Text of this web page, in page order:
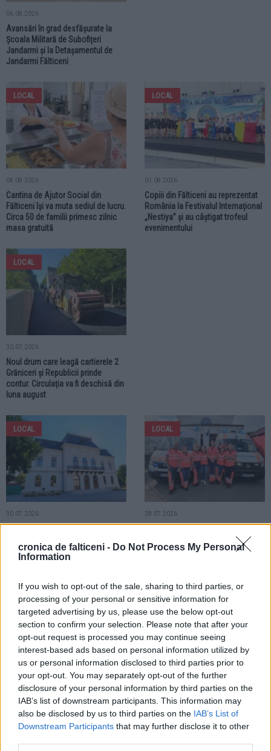
cronica de falticeni - Do Not Process My Personal
Information
If you wish to opt-out of the sale, sharing to third parties, or
processing of your personal or sensitive information for
targeted advertising by us, please use the below opt-out
section to confirm your selection. Please note that after your
opt-out request is processed you may continue seeing
interest-based ads based on personal information utilized by
us or personal information disclosed to third parties prior to
your opt-out. You may separately opt-out of the further
disclosure of your personal information by third parties on the
IAB’s list of downstream participants. This information may
also be disclosed by us to third parties on the IAB’s List of
Downstream Participants that may further disclose it to other
06.08.2026
Avansări în grad desfășurate la
Școala Militară de Subofițeri
Jandarmi și la Detașamentul de
Jandarmi Fălticeni
LOCAL
04.08.2026
Cantina de Ajutor Social din
Fălticeni își va muta sediul de lucru.
Circa 50 de familii primesc zilnic
masa gratuită
LOCAL
01.08.2026
Copiii din Fălticeni au reprezentat
România la Festivalul Internațional
„Nestiya” și au câștigat trofeul
evenimentului
LOCAL
30.07.2026
Noul drum care leagă cartierele 2
Grăniceri și Republicii prinde
contur. Circulația va fi deschisă din
luna august
LOCAL
30.07.2026
implică cheltuieli de circa 1 milion
de lei
LOCAL
28.07.2026
Angajații Substației Fălticeni au
sărbătorit prin muncă Ziua
LOCAL
28.07.2026
Motorina trece pragul de 10 lei pe
litru. Prețurile la stațiile de
carburanți din Fălticeni continuă să
crească